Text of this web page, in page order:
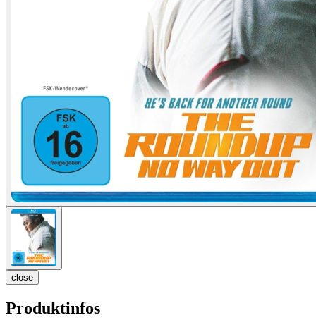
close
Produktinfos